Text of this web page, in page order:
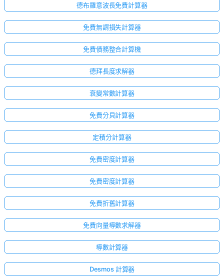
德布羅意波長免費計算器
免費無謂損失計算器
免費債務整合計算機
德拜長度求解器
衰變常數計算器
免費分貝計算器
定積分計算器
免費密度計算器
免費密度計算器
免費折舊計算器
免費向量導數求解器
導數計算器
Desmos 計算器